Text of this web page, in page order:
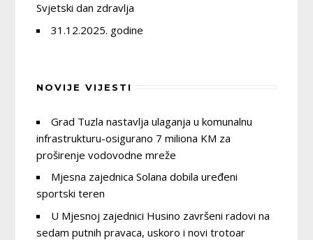
Svjetski dan zdravlja
31.12.2025. godine
NOVIJE VIJESTI
Grad Tuzla nastavlja ulaganja u komunalnu
infrastrukturu-osigurano 7 miliona KM za
proširenje vodovodne mreže
Mjesna zajednica Solana dobila uređeni
sportski teren
U Mjesnoj zajednici Husino završeni radovi na
sedam putnih pravaca, uskoro i novi trotoar